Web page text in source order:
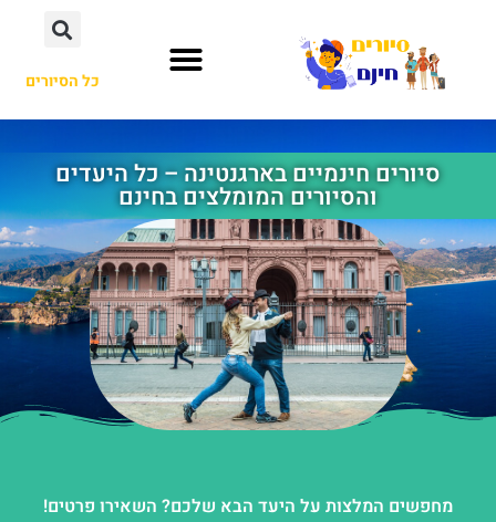
כל הסיורים
סיורים חינמיים בארגנטינה – כל היעדים
והסיורים המומלצים בחינם
מחפשים המלצות על היעד הבא שלכם? השאירו פרטים!